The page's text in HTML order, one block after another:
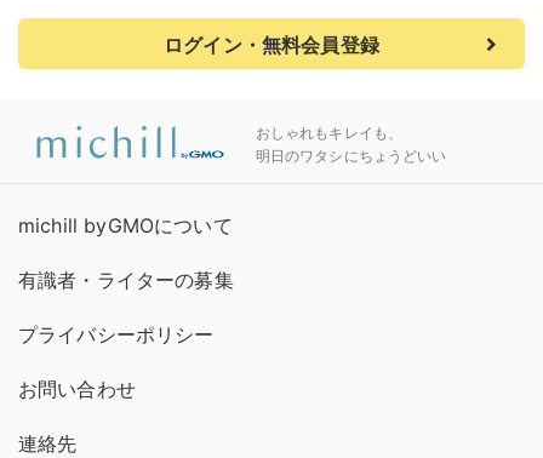
ログイン・無料会員登録
おしゃれもキレイも、
明日のワタシにちょうどいい
michill byGMOについて
有識者・ライターの募集
プライバシーポリシー
お問い合わせ
連絡先